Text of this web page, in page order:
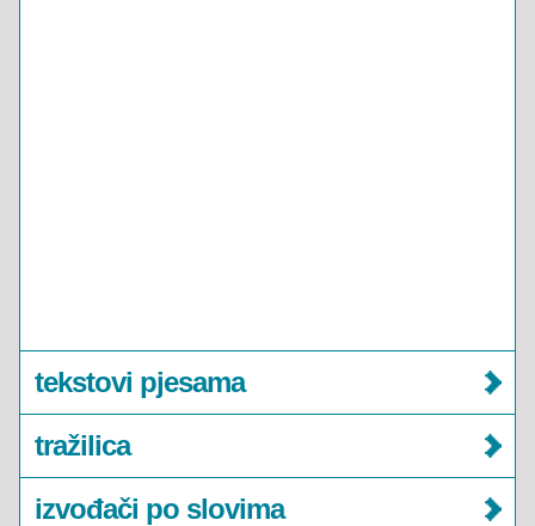
tekstovi pjesama
tražilica
izvođači po slovima